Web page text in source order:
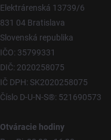
Elektrárenská 13739/6
831 04 Bratislava
Slovenská republika
IČO: 35799331
DIČ: 2020258075
IČ DPH: SK2020258075
Číslo D-U-N-S®: 521690573
Otváracie hodiny